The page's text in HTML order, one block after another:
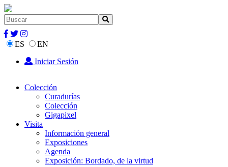
ES
EN
Iniciar Sesión
Colección
Curadurías
Colección
Gigapixel
Visita
Información general
Exposiciones
Agenda
Exposición: Bordado, de la virtud